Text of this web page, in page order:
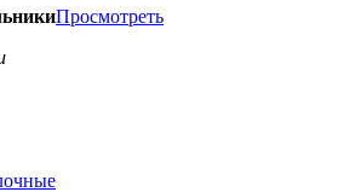
Просмотреть